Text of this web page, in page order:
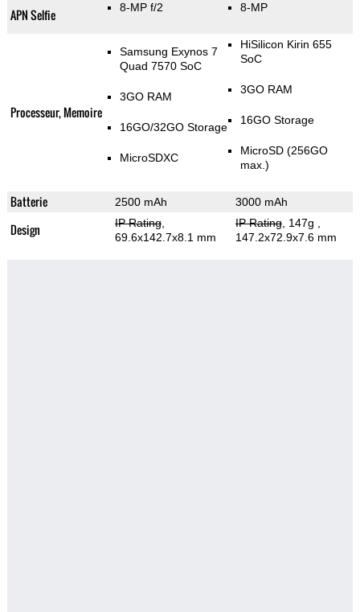
APN Selfie 8-MP f/2 8-MP
Processeur, Memoire
Samsung Exynos 7
Quad 7570 SoC
3GO RAM
16GO/32GO Storage
MicroSDXC
HiSilicon Kirin 655
SoC
3GO RAM
16GO Storage
MicroSD (256GO
max.)
Batterie 2500 mAh 3000 mAh
Design IP Rating,
69.6x142.7x8.1 mm
IP Rating, 147g
147.2x72.9x7.6 mm